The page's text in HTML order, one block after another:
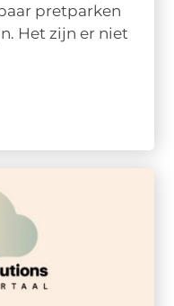
pretparken
Het zijn er niet